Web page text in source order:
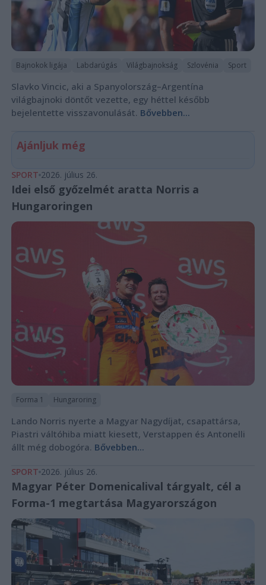
Bajnokok ligája Labdarúgás Világbajnokság Szlovénia Sport
Slavko Vincic, aki a Spanyolország–Argentína
világbajnoki döntőt vezette, egy héttel később
bejelentette visszavonulását. Bővebben...
Ajánljuk még
SPORT 2026. július 26.
Idei első győzelmét aratta Norris a
Hungaroringen
Forma 1 Hungaroring
Lando Norris nyerte a Magyar Nagydíjat, csapattársa,
Piastri váltóhiba miatt kiesett, Verstappen és Antonelli
állt még dobogóra. Bővebben...
SPORT 2026. július 26.
Magyar Péter Domenicalival tárgyalt, cél a
Forma-1 megtartása Magyarországon